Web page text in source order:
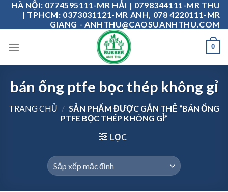
Skip
content
HÀ NỘI: 0774595111-MR HẢI | 0798344111-MR THU
| TPHCM: 0373031121-MR ANH, 078 4220111-MR
GIANG - ANHTHU@CAOSUANHTHU.COM
0
bán ống ptfe bọc thép không gỉ
TRANG CHỦ / SẢN PHẨM ĐƯỢC GẮN THẺ “BÁN ỐNG
PTFE BỌC THÉP KHÔNG GỈ”
LỌC